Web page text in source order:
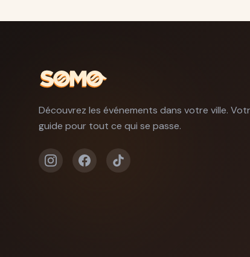
Découvrez les événements dans votre ville.
guide pour tout ce qui se passe.